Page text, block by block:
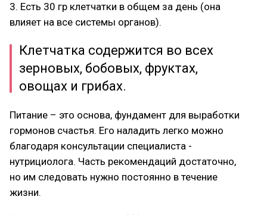
3. Есть 30 гр клетчатки в общем за день (она
влияет на все системы органов).
Клетчатка содержится во всех
зерновых, бобовых, фруктах,
овощах и грибах.
Питание – это основа, фундамент для выработки
гормонов счастья. Его наладить легко можно
благодаря консультации специалиста -
нутрициолога. Часть рекомендаций достаточно,
но им следовать нужно постоянно в течение
жизни.